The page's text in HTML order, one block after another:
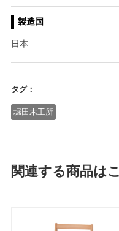
製造国
日本
タグ：
堀田木工所
関連する商品は